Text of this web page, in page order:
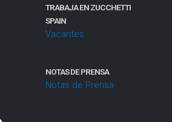
TRABAJA EN ZUCCHETTI
SPAIN
Vacantes
NOTAS DE PRENSA
Notas de Prensa